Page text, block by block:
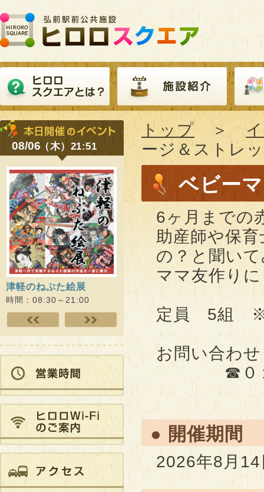
トップ＞
ージ＆ストレ
ベビー
6ヶ月までの
助産師や保
の？と聞い
ママ友作り
定員 5組 ※
お問い合わ
☎０１７
● 開催期間
2026年8月
08/06（木）21:51
津軽のねぷた絵展
時間：08:30～21:00
ヒロロスクエアでウォー
時間：09:00～18:00
思春
時間：